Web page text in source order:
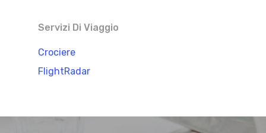
Servizi Di Viaggio
Crociere
FlightRadar